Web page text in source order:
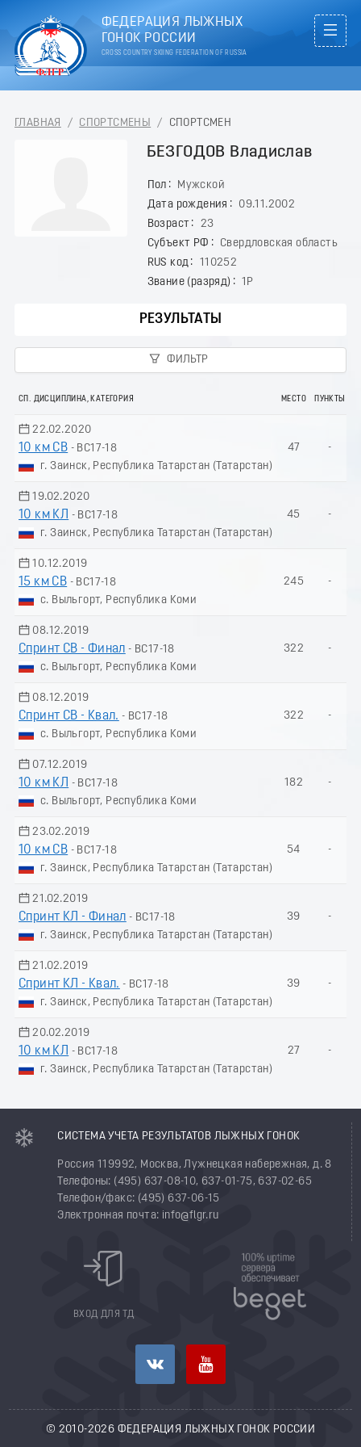
ФЕДЕРАЦИЯ ЛЫЖНЫХ
ГОНОК РОССИИ
CROSS COUNTRY SKIING FEDERATION OF RUSSIA
ГЛАВНАЯ / СПОРТСМЕНЫ / СПОРТСМЕН
БЕЗГОДОВ Владислав
Пол
Мужской
Дата рождения
09.11.2002
Возраст
23
Субъект РФ
Свердловская область
RUS код
110252
Звание (разряд)
1Р
РЕЗУЛЬТАТЫ
ФИЛЬТР
СП. ДИСЦИПЛИНА, КАТЕГОРИЯ МЕСТО ПУНКТЫ
22.02.2020
10 км СВ - ВС17-18
г. Заинск, Республика Татарстан (Татарстан)
47 -
19.02.2020
10 км КЛ
- ВС17-18
г. Заинск, Республика Татарстан (Татарстан)
45 -
10.12.2019
15 км СВ - ВС17-18
с. Выльгорт, Республика Коми
245 -
08.12.2019
Спринт СВ - Финал - ВС17-18
с. Выльгорт, Республика Коми
322 -
08.12.2019
Спринт СВ - Квал. - ВС17-18
с. Выльгорт, Республика Коми
322 -
07.12.2019
10 км КЛ
- ВС17-18
с. Выльгорт, Республика Коми
182 -
23.02.2019
10 км СВ - ВС17-18
г. Заинск, Республика Татарстан (Татарстан)
54 -
21.02.2019
Спринт КЛ - Финал - ВС17-18
г. Заинск, Республика Татарстан (Татарстан)
39 -
21.02.2019
Спринт КЛ - Квал. - ВС17-18
г. Заинск, Республика Татарстан (Татарстан)
39 -
20.02.2019
10 км КЛ
- ВС17-18
г. Заинск, Республика Татарстан (Татарстан)
27 -
СИСТЕМА УЧЕТА РЕЗУЛЬТАТОВ ЛЫЖНЫХ ГОНОК
Россия 119992, Москва, Лужнецкая набережная, д. 8
Телефоны: (495) 637-08-10, 637-01-75, 637-02-65
Телефон/факс: (495) 637-06-15
Электронная почта: info@flgr.ru
ВХОД ДЛЯ ТД
© 2010-2026 ФЕДЕРАЦИЯ ЛЫЖНЫХ ГОНОК РОССИИ